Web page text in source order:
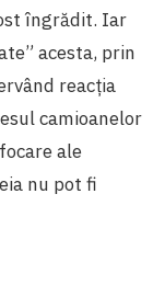
îngrădit. Iar
acesta, prin
reacția
camioanelor
ale
nu pot fi